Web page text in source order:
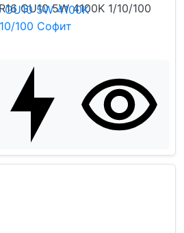
GU10 5W 4100K 1/10/100